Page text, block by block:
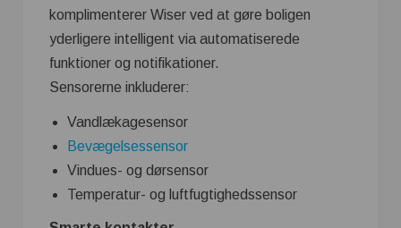
komplimenterer Wiser ved at gøre boligen
yderligere intelligent via automatiserede
funktioner og notifikationer.
Sensorerne inkluderer:
Vandlækagesensor
Bevægelsessensor
Vindues- og dørsensor
Temperatur- og luftfugtighedssensor